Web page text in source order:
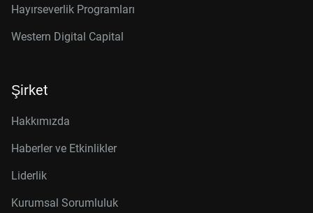
Hayırseverlik Programları
Western Digital Capital
Şirket
Hakkımızda
Haberler ve Etkinlikler
Liderlik
Kurumsal Sorumluluk